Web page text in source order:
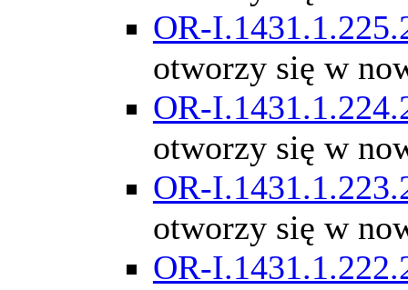
OR-
otworzy się w
OR-
otworzy się w
OR-
otworzy się w
OR-